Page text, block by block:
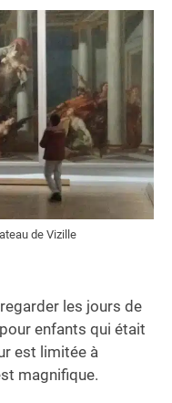
de Vizille
les jours de
enfants qui était
est limitée à
magnifique.